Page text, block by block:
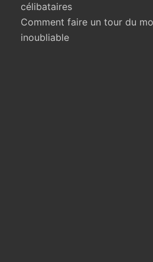
célibataires
Comment faire un tour du
inoubliable